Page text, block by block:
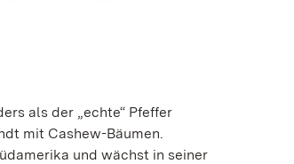
als der „echte“ Pfeffer
mit Cashew-Bäumen.
und wächst in seiner